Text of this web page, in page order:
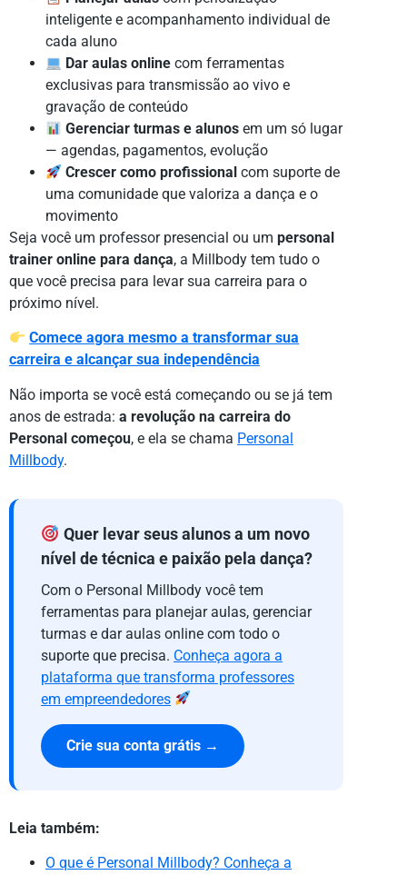
inteligente e acompanhamento individual de
cada aluno
Dar aulas online com ferramentas
exclusivas para transmissão ao vivo e
gravação de conteúdo
Gerenciar turmas e alunos em um só lugar
— agendas, pagamentos, evolução
Crescer como profissional com suporte de
uma comunidade que valoriza a dança e o
movimento
Seja você um professor presencial ou um personal
trainer online para dança, a Millbody tem tudo o
que você precisa para levar sua carreira para o
próximo nível.
Comece agora mesmo a transformar sua
carreira e alcançar sua independência
Não importa se você está começando ou se já tem
anos de estrada: a revolução na carreira do
Personal começou, e ela se chama Personal
Millbody.
Quer levar seus alunos a um novo
nível de técnica e paixão pela dança?
Com o Personal Millbody você tem
ferramentas para planejar aulas, gerenciar
turmas e dar aulas online com todo o
suporte que precisa. Conheça agora a
plataforma que transforma professores
em empreendedores
Crie sua conta grátis →
Leia também:
O que é Personal Millbody? Conheça a